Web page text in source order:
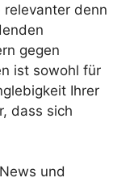
relevanter denn
gegen
ist sowohl für
Ihrer
dass sich
und